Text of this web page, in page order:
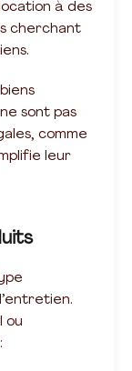
à des
cherchant
sont pas
comme
leur
ou